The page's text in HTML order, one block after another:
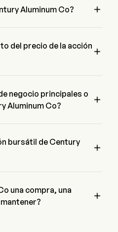
ehf.
Aluminum Co? 
del precio de la acción
negocio principales o
Aluminum Co?

bursátil de Century

una compra, una

Aluminum Co,